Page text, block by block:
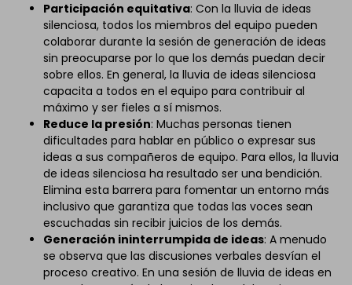
Participación equitativa: Con la lluvia de ideas
silenciosa, todos los miembros del equipo pueden
colaborar durante la sesión de generación de ideas
sin preocuparse por lo que los demás puedan decir
sobre ellos. En general, la lluvia de ideas silenciosa
capacita a todos en el equipo para contribuir al
máximo y ser fieles a sí mismos.
Reduce la presión: Muchas personas tienen
dificultades para hablar en público o expresar sus
ideas a sus compañeros de equipo. Para ellos, la lluvia
de ideas silenciosa ha resultado ser una bendición.
Elimina esta barrera para fomentar un entorno más
inclusivo que garantiza que todas las voces sean
escuchadas sin recibir juicios de los demás.
Generación ininterrumpida de ideas: A menudo
se observa que las discusiones verbales desvían el
proceso creativo. En una sesión de lluvia de ideas en